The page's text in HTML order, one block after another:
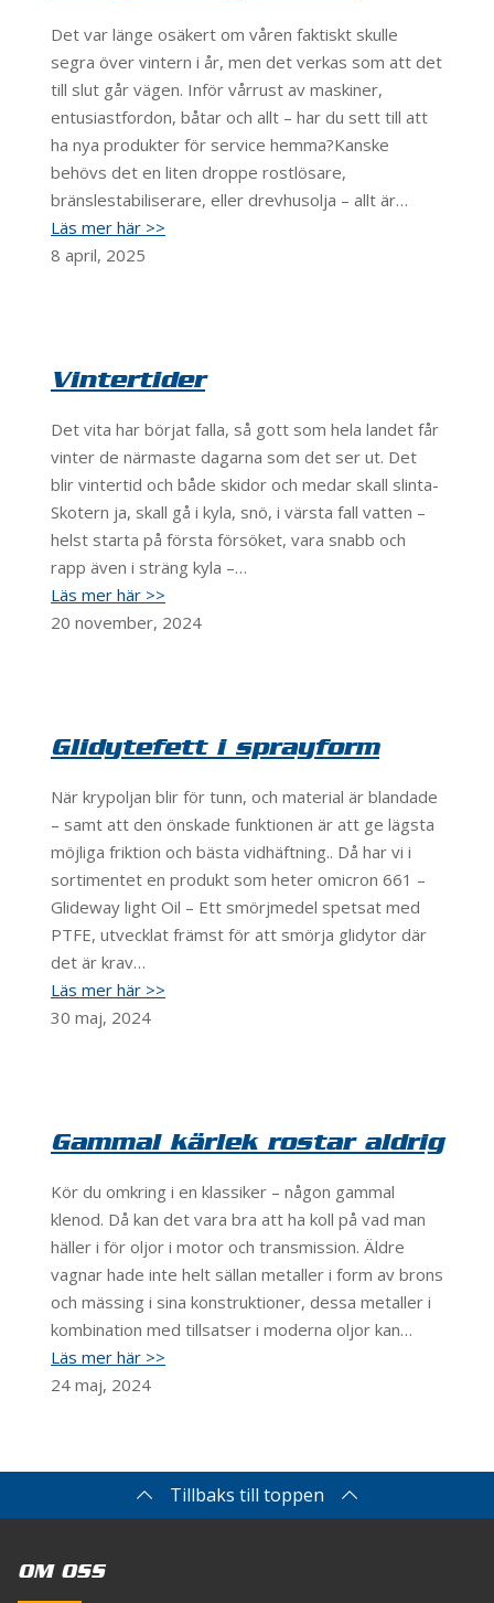
Det var länge osäkert om våren faktiskt skulle
segra över vintern i år, men det verkas som att det
till slut går vägen. Inför vårrust av maskiner,
entusiastfordon, båtar och allt – har du sett till att
ha nya produkter för service hemma?Kanske
behövs det en liten droppe rostlösare,
bränslestabiliserare, eller drevhusolja – allt är…
Läs mer här >>
8 april, 2025
Vintertider
Det vita har börjat falla, så gott som hela landet får
vinter de närmaste dagarna som det ser ut. Det
blir vintertid och både skidor och medar skall slinta-
Skotern ja, skall gå i kyla, snö, i värsta fall vatten –
helst starta på första försöket, vara snabb och
rapp även i sträng kyla –…
Läs mer här >>
20 november, 2024
Glidytefett i sprayform
När krypoljan blir för tunn, och material är blandade
– samt att den önskade funktionen är att ge lägsta
möjliga friktion och bästa vidhäftning.. Då har vi i
sortimentet en produkt som heter omicron 661 –
Glideway light Oil – Ett smörjmedel spetsat med
PTFE, utvecklat främst för att smörja glidytor där
det är krav…
Läs mer här >>
30 maj, 2024
Gammal kärlek rostar aldrig
Kör du omkring i en klassiker – någon gammal
klenod. Då kan det vara bra att ha koll på vad man
häller i för oljor i motor och transmission. Äldre
vagnar hade inte helt sällan metaller i form av brons
och mässing i sina konstruktioner, dessa metaller i
kombination med tillsatser i moderna oljor kan…
Läs mer här >>
24 maj, 2024
Tillbaks till toppen
OM OSS